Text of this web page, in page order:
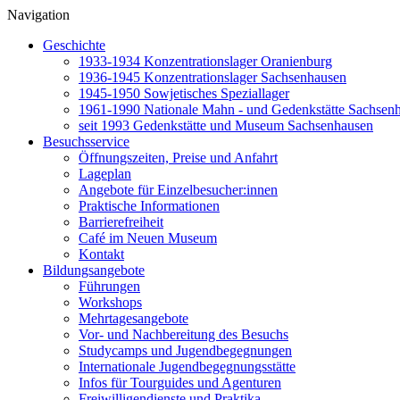
Navigation
Geschichte
1933-1934 Konzentrationslager Oranienburg
1936-1945 Konzentrationslager Sachsenhausen
1945-1950 Sowjetisches Speziallager
1961-1990 Nationale Mahn - und Gedenkstätte
seit 1993 Gedenkstätte und Museum Sachsenhausen
Besuchsservice
Öffnungszeiten, Preise und Anfahrt
Lageplan
Angebote für Einzelbesucher:innen
Praktische Informationen
Barrierefreiheit
Café im Neuen Museum
Kontakt
Bildungsangebote
Führungen
Workshops
Mehrtagesangebote
Vor- und Nachbereitung des Besuchs
Studycamps und Jugendbegegnungen
Internationale Jugendbegegnungsstätte
Infos für Tourguides und Agenturen